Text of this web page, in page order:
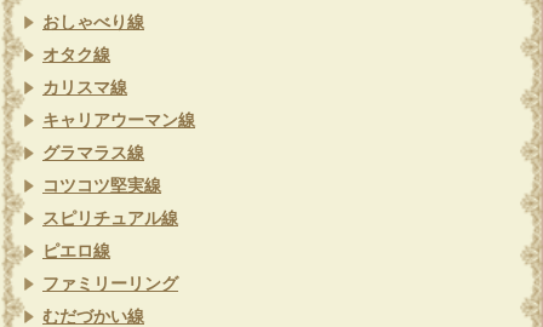
おしゃべり線
オタク線
カリスマ線
キャリアウーマン線
グラマラス線
コツコツ堅実線
スピリチュアル線
ピエロ線
ファミリーリング
むだづかい線